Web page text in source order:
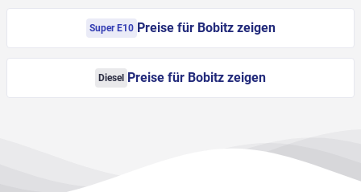
Super E10 Preise für Bobitz zeigen
Diesel Preise für Bobitz zeigen